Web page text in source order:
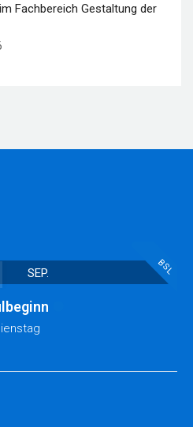
Fachbereich Gestaltung der
BSL
SEP.